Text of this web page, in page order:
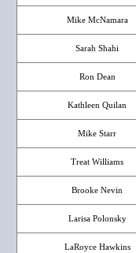
Mike McNamara
Sarah Shahi
Ron Dean
Kathleen Quilan
Mike Starr
Treat Williams
Brooke Nevin
Larisa Polonsky
LaRoyce Hawkins